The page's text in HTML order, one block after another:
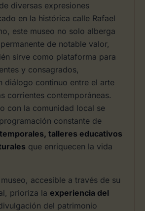
diversas expresiones
en la histórica calle Rafael
este museo no solo alberga
de notable valor,
sirve como plataforma para
y consagrados,
diálogo continuo entre el arte
corrientes contemporáneas.
con la comunidad local se
constante de
talleres educativos
que enriquecen la vida
accesible a través de su
prioriza la experiencia del
del patrimonio